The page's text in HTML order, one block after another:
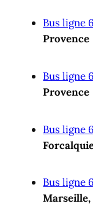
Bus ligne
Provence
Bus ligne
Provence
Bus ligne
Bus ligne
Marseille,